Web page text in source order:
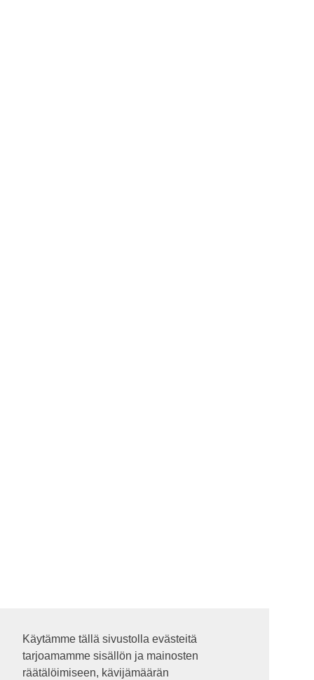
Käytämme tällä sivustolla evästeitä
tarjoamamme sisällön ja mainosten
räätälöimiseen, kävijämäärän
Käytämme tällä sivustolla evästeitä
tarjoamamme sisällön ja mainosten
räätälöimiseen, kävijämäärän